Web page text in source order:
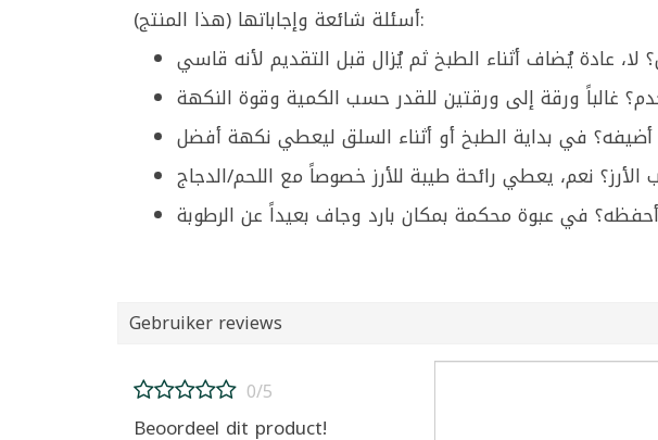
أسئلة شائعة وإجاباتها (هذا المنتج):
Gebruiker reviews
0/5
Beoordeel dit product!